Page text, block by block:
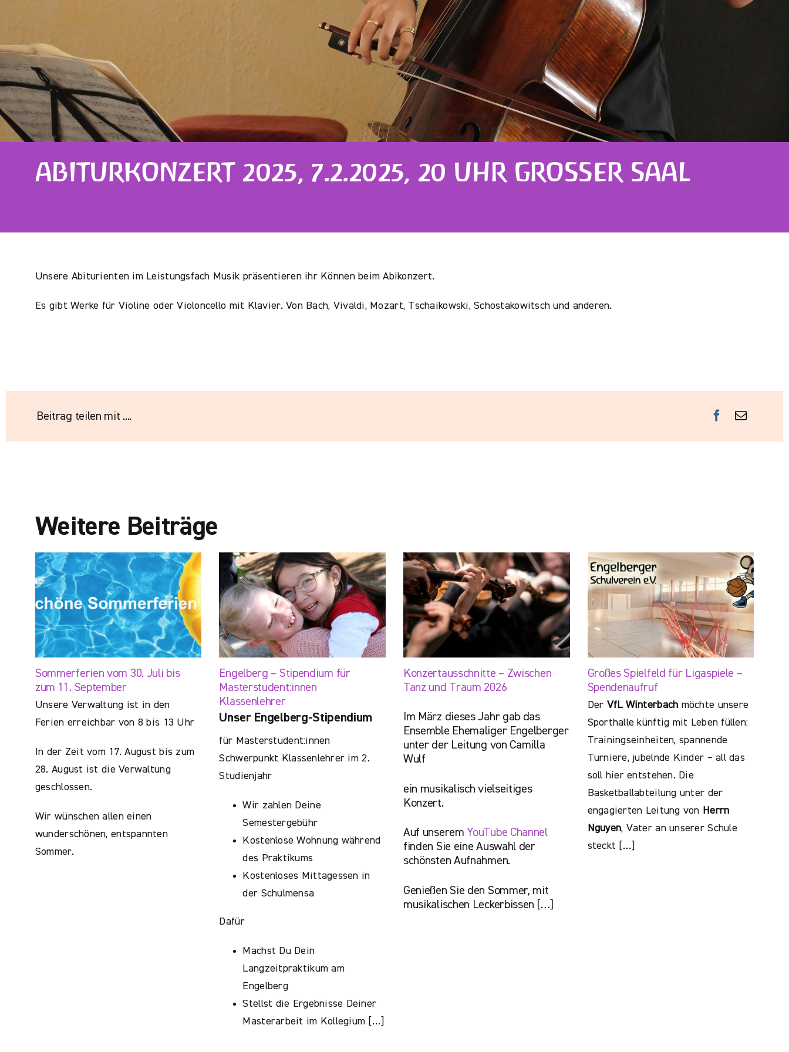
ABITURKONZERT 2025, 7.2.2025, 20 UHR GROSSER SAAL
Unsere Abiturienten im Leistungsfach Musik präsentieren ihr Können beim Abikonzert.
Es gibt Werke für Violine oder Violoncello mit Klavier. Von Bach, Vivaldi, Mozart, Tschaikowski, Schostakowitsch und anderen.
Beitrag teilen mit ....
Weitere Beiträge
Sommerferien vom 30. Juli bis
zum 11. September
Unsere Verwaltung ist in den
Ferien erreichbar von 8 bis 13 Uhr
In der Zeit vom 17. August bis zum
28. August ist die Verwaltung
geschlossen.
Wir wünschen allen einen
wunderschönen, entspannten
Sommer.
Engelberg – Stipendium für
Masterstudent:innen
Klassenlehrer
Unser Engelberg-Stipendium
für Masterstudent:innen
Schwerpunkt Klassenlehrer im 2.
Studienjahr
Wir zahlen Deine
Semestergebühr
Kostenlose Wohnung während
des Praktikums
Kostenloses Mittagessen in
der Schulmensa
Dafür
Machst Du Dein
Langzeitpraktikum am
Engelberg
Stellst die Ergebnisse Deiner
Masterarbeit im Kollegium […]
Konzertausschnitte – Zwischen
Tanz und Traum 2026
Im März dieses Jahr gab das
Ensemble Ehemaliger Engelberger
unter der Leitung von Camilla
Wulf
ein musikalisch vielseitiges
Konzert.
Auf unserem YouTube Channel
finden Sie eine Auswahl der
schönsten Aufnahmen.
Genießen Sie den Sommer, mit
musikalischen Leckerbissen […]
Großes Spielfeld für Ligaspiele –
Spendenaufruf
Der VfL Winterbach möchte unsere
Sporthalle künftig mit Leben füllen:
Trainingseinheiten, spannende
Turniere, jubelnde Kinder – all das
soll hier entstehen. Die
Basketballabteilung unter der
engagierten Leitung von Herrn
Nguyen, Vater an unserer Schule
steckt […]